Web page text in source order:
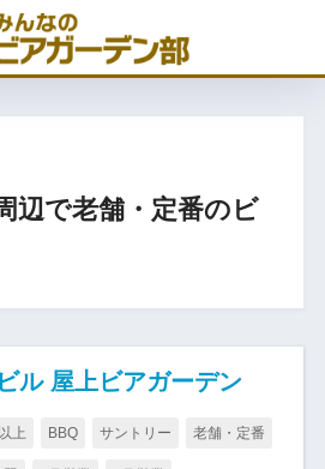
辺で老舗・定番のビ
ル 屋上ビアガーデン
上 BBQ サントリー 老舗・定番